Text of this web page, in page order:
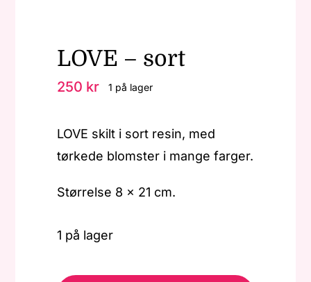
LOVE – sort
250 kr 1 på lager
LOVE skilt i sort resin, med
tørkede blomster i mange farger.
Størrelse 8 x 21 cm.
1 på lager